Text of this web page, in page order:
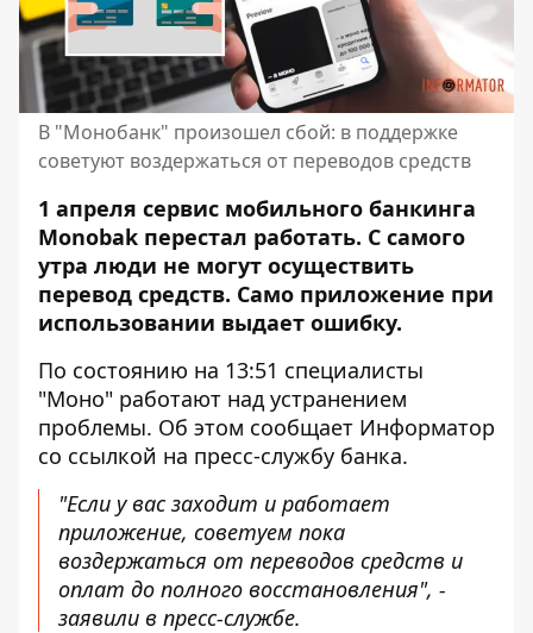
В "Монобанк" произошел сбой: в поддержке
советуют воздержаться от переводов средств
1 апреля сервис мобильного банкинга
Monobak перестал работать. С самого
утра люди не могут осуществить
перевод средств. Само приложение при
использовании выдает ошибку.
По состоянию на 13:51 специалисты
"Моно" работают над устранением
проблемы. Об этом сообщает Информатор
со ссылкой на пресс-службу банка.
"Если у вас заходит и работает
приложение, советуем пока
воздержаться от переводов средств и
оплат до полного восстановления", -
заявили в пресс-службе.